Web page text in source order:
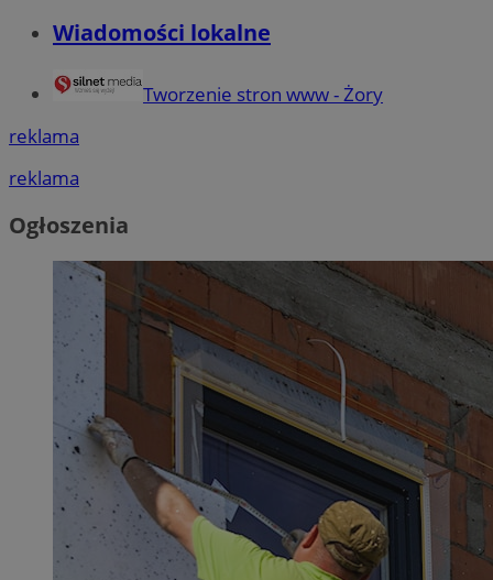
Wiadomości lokalne
Tworzenie stron www - Żory
reklama
reklama
Ogłoszenia